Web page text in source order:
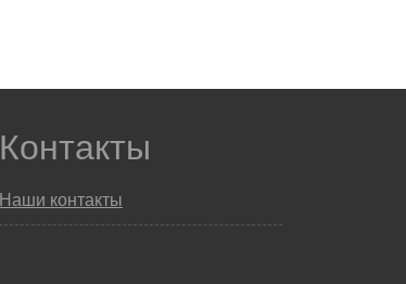
Контакты
Наши контакты